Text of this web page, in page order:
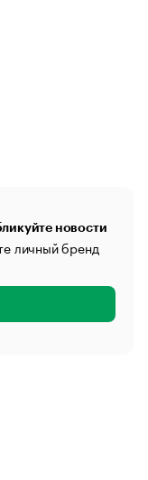
новости
личный бренд